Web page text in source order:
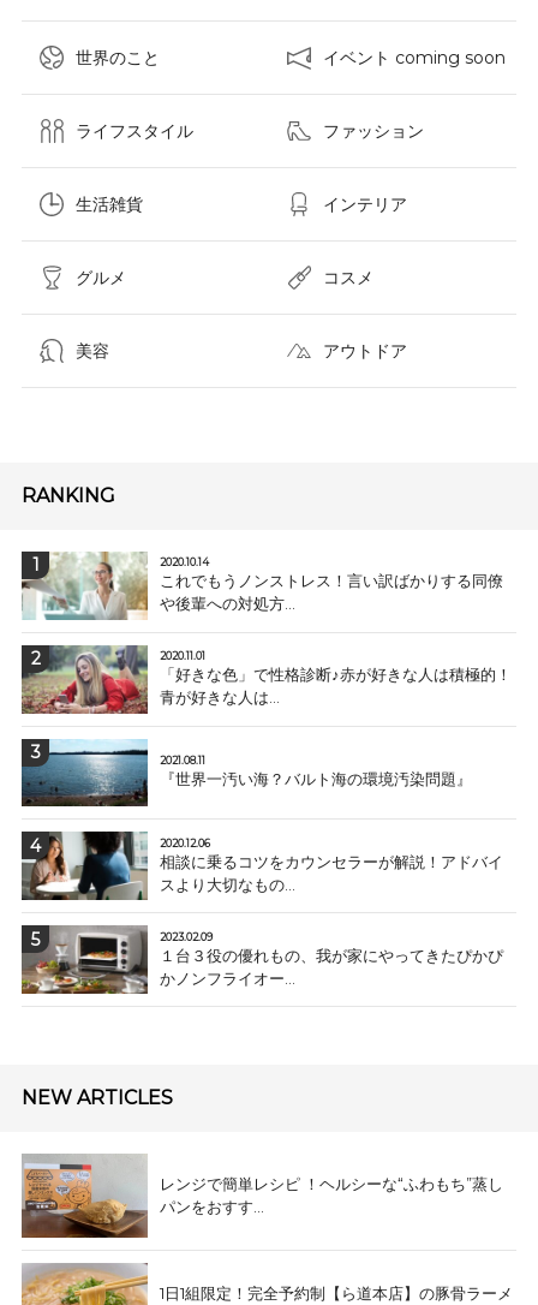
世界のこと イベント coming soon
ライフスタイル ファッション
生活雑貨 インテリア
グルメ コスメ​
美容 アウトドア
RANKING
2020.10.14
これでもうノンストレス！言い訳ばかりする同僚
や後輩への対処方...
2020.11.01
「好きな色」で性格診断♪赤が好きな人は積極的！
青が好きな人は...
2021.08.11
『世界一汚い海？バルト海の環境汚染問題』
2020.12.06
相談に乗るコツをカウンセラーが解説！アドバイ
スより大切なもの...
2023.02.09
１台３役の優れもの、我が家にやってきたぴかぴ
かノンフライオー...
NEW ARTICLES
レンジで簡単レシピ ！ヘルシーな“ふわもち”蒸し
パンをおすす...
1日1組限定！完全予約制【ら道本店】の豚骨ラーメ